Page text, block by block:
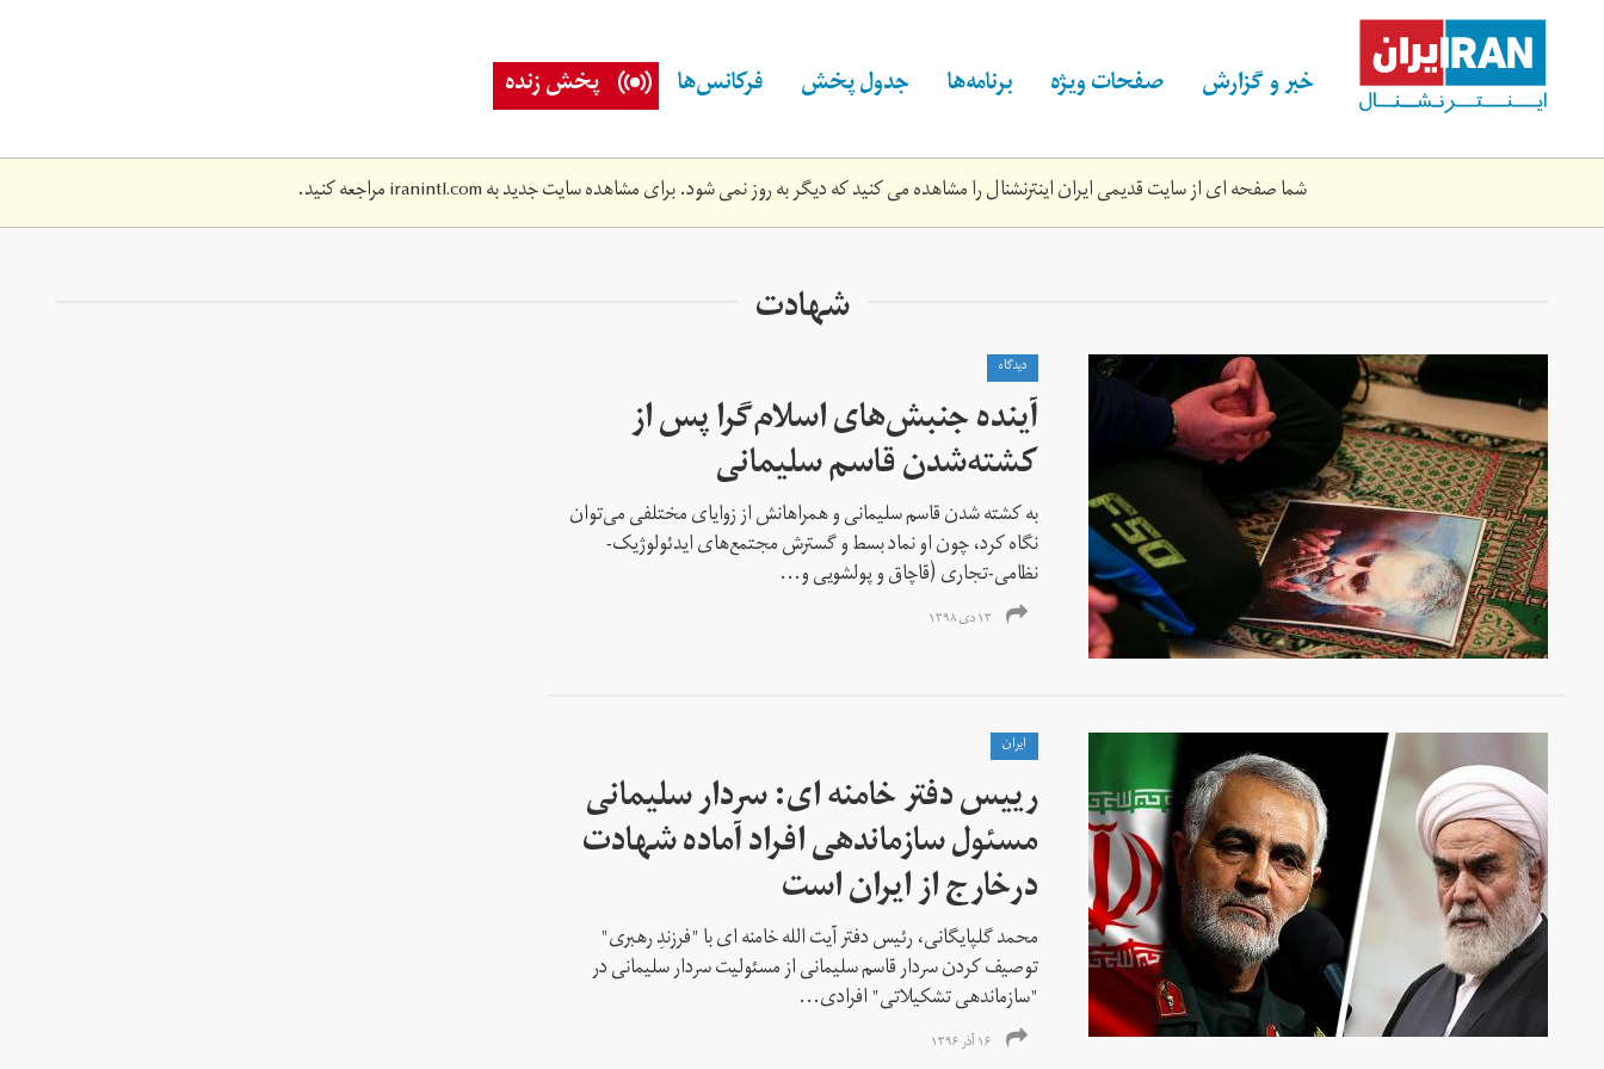
content خبر و گزارش صفحات ویژه برنامه‌ها جدول پخش فرکانس‌ها پخش زنده
شما صفحه ای از سایت قدیمی ایران اینترنشنال را مشاهده می کنید که دیگر به روز نمی شود. برای مشاهده سایت جدید بهiranintl.comمراجعه کنید.
شهادت
دیدگاه
آینده‌ جنبش‌های اسلام‌گرا پس از
کشته‌شدن قاسم سلیمانی
به کشته شدن قاسم سلیمانی و همراهانش از زوایای مختلفی می‌توان
نگاه کرد، چون او نماد بسط و گسترش مجتمع‌های ایدئولوژیک‌-
نظامی‌-تجاری (قاچاق و پولشویی و...
۱۳ دی ۱۳۹۸
ايران
رییس دفتر خامنه ای: سردار سلیمانی
مسئول سازماندهی افراد آماده شهادت
درخارج از ایران است
محمد گلپایگانی، رئیس دفتر آیت الله خامنه ای با "فرزندِ رهبری"
توصیف کردن سردار قاسم سلیمانی از مسئولیت سردار سلیمانی در
"سازماندهی تشکیلاتی" افرادی...
۱۶ آذر ۱۳۹۶